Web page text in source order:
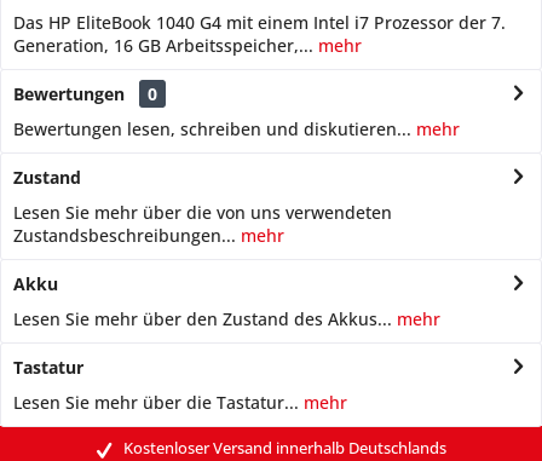
Das HP EliteBook 1040 G4 mit einem Intel i7 Prozessor der 7.
Generation, 16 GB Arbeitsspeicher,... mehr
Bewertungen
0
Bewertungen lesen, schreiben und diskutieren... mehr
Zustand
Lesen Sie mehr über die von uns verwendeten
Zustandsbeschreibungen... mehr
Akku
Lesen Sie mehr über den Zustand des Akkus... mehr
Tastatur
Lesen Sie mehr über die Tastatur... mehr
Kostenloser Versand innerhalb Deutschlands